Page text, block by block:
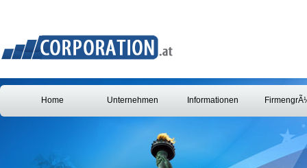
Home Unternehmen Informationen